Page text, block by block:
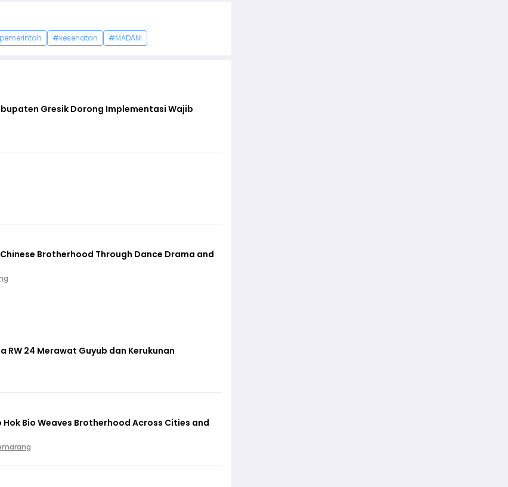
#kesehatan #MADANI
Gresik Dorong Implementasi Wajib
Brotherhood Through Dance Drama and
RW 24 Merawat Guyub dan Kerukunan
Bio Weaves Brotherhood Across Cities and